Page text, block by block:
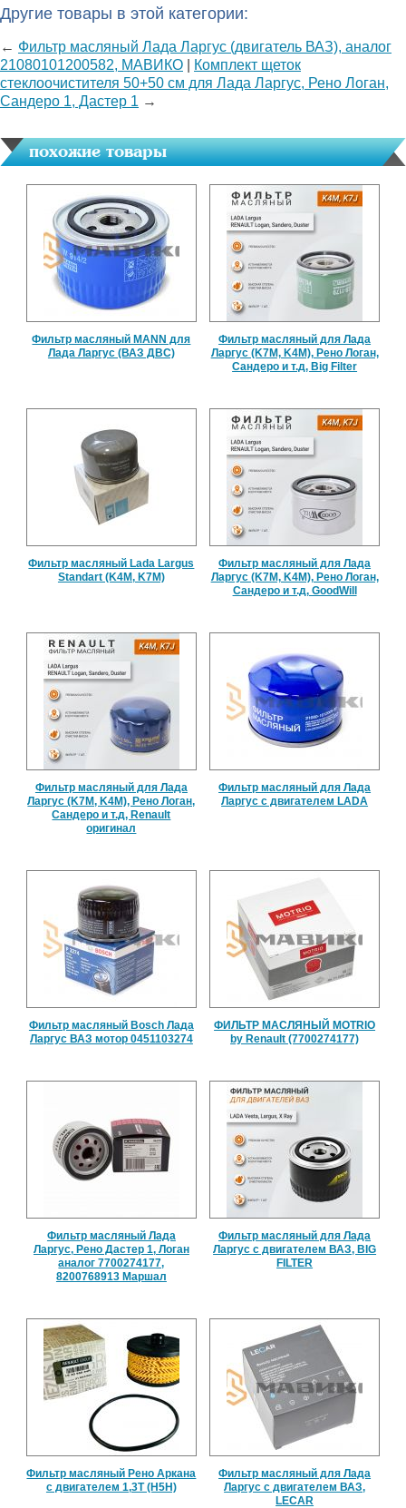
Другие товары в этой категории:
← Фильтр масляный Лада Ларгус (двигатель ВАЗ), аналог
21080101200582, МАВИКО
Комплект щеток
стеклоочистителя 50+50 см для Лада Ларгус, Рено Логан,
Сандеро 1, Дастер 1 →
похожие товары
Фильтр масляный MANN для
Лада Ларгус (ВАЗ ДВС)
Фильтр масляный для Лада
Ларгус (K7M, K4M), Рено Логан,
Сандеро и т.д, Big Filter
Фильтр масляный Lada Largus
Standart (K4M, K7M)
Фильтр масляный для Лада
Ларгус (K7M, K4M), Рено Логан,
Сандеро и т.д, GoodWill
Фильтр масляный для Лада
Ларгус (K7M, K4M), Рено Логан,
Сандеро и т.д, Renault
оригинал
Фильтр масляный для Лада
Ларгус с двигателем LADA
Фильтр масляный Bosch Лада
Ларгус ВАЗ мотор 0451103274
ФИЛЬТР МАСЛЯНЫЙ MOTRIO
by Renault (7700274177)
Фильтр масляный Лада
Ларгус, Рено Дастер 1, Логан
аналог 7700274177,
8200768913 Маршал
Фильтр масляный для Лада
Ларгус с двигателем ВАЗ, BIG
FILTER
Фильтр масляный Рено Аркана
с двигателем 1,3Т (H5H)
Фильтр масляный для Лада
Ларгус с двигателем ВАЗ,
LECAR